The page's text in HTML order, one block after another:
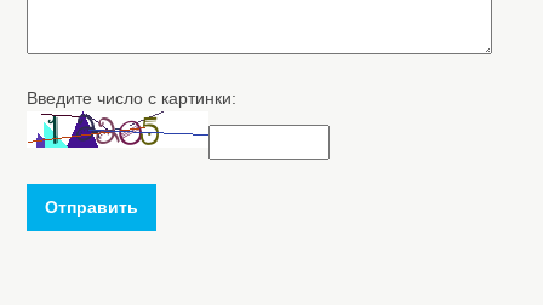
Введите число с картинки:
Отправить